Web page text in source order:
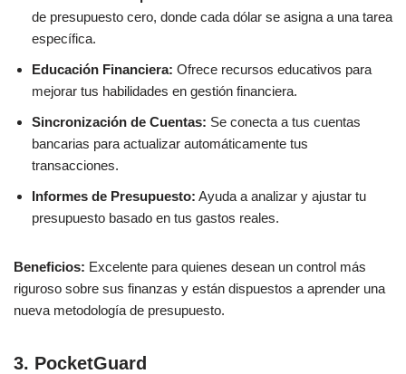
de presupuesto cero, donde cada dólar se asigna a una tarea
específica.
Educación Financiera: Ofrece recursos educativos para
mejorar tus habilidades en gestión financiera.
Sincronización de Cuentas: Se conecta a tus cuentas
bancarias para actualizar automáticamente tus
transacciones.
Informes de Presupuesto: Ayuda a analizar y ajustar tu
presupuesto basado en tus gastos reales.
Beneficios: Excelente para quienes desean un control más
riguroso sobre sus finanzas y están dispuestos a aprender una
nueva metodología de presupuesto.
3. PocketGuard